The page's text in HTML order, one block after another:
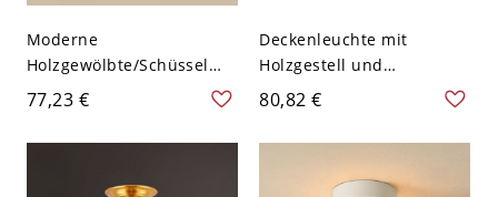
Moderne
Holzgewölbte/Schüssel
Semi-Flush Mount
Deckenleuchte - 110V-
120V 25,4 cm Natürlich
77,23 €
Deckenleuchte mit
Holzgestell und
Glasschirm, 110-120V
80,82 €